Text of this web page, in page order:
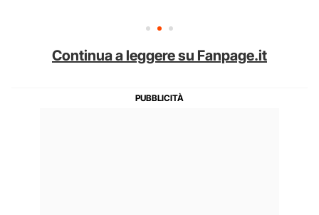
Continua a leggere su Fanpage.it